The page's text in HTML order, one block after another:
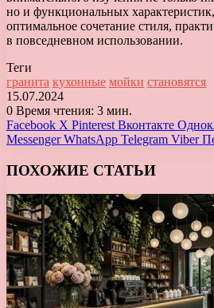
но и функциональных
оптимальное сочетание стиля,
в повседневном использовании.
Теги
гранита кухонные мойки становятся
15.07.2024
0 Время чтения: 3 мин.
Facebook X Pinterest Вконтакте
Messenger WhatsApp Telegram Viber
ПОХОЖИЕ СТАТЬИ